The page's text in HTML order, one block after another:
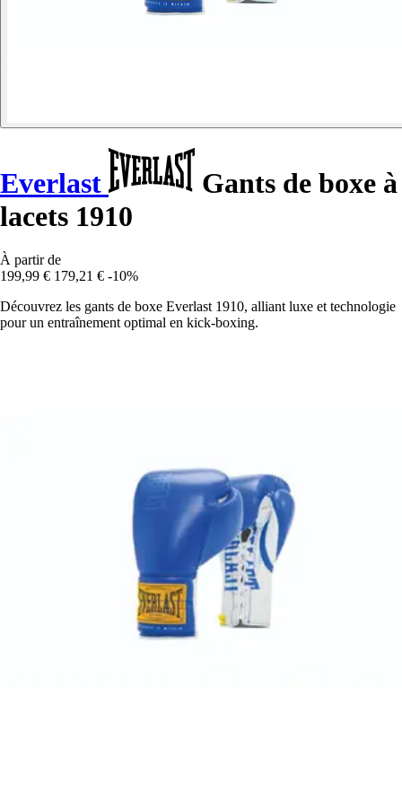
Everlast
Gants de boxe à
lacets 1910
À partir de
199,99 € 179,21 € -10%
Découvrez les gants de boxe Everlast 1910, alliant luxe et technologie
pour un entraînement optimal en kick-boxing.